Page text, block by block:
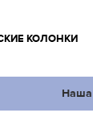
КОЛОНКИ
Наша